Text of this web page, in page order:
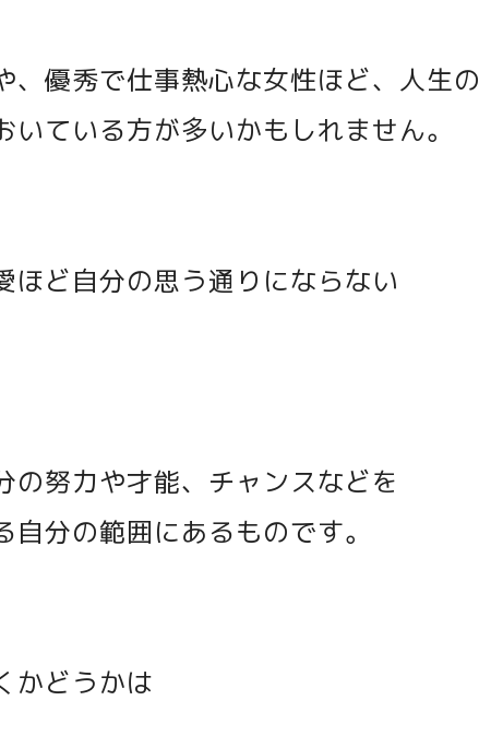
優秀で仕事熱心な女性ほど、人生の
ている方が多いかもしれません。
ほど自分の思う通りにならない
の努力や才能、チャンスなどを
分の範囲にあるものです。
かどうかは